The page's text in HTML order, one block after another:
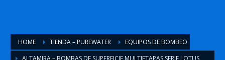
HOME TIENDA – PUREWATER
EQUIPOS DE BOMBEO
ALTAMIRA – BOMBAS DE SUPERFICIE MULTIETAPAS SERIE LOTUS